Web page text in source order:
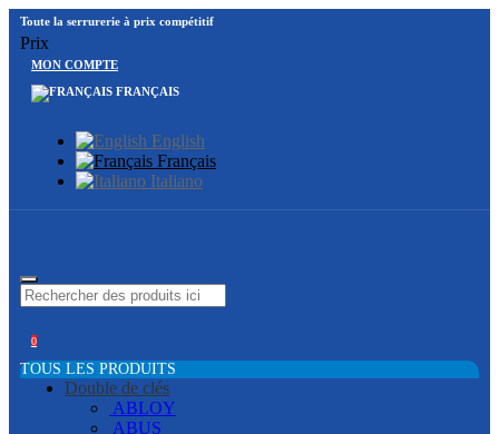
Toute la serrurerie à prix compétitif
Prix
MON COMPTE
FRANÇAIS
English
Français
Italiano
0
TOUS LES PRODUITS
Double de clés
ABLOY
ABUS